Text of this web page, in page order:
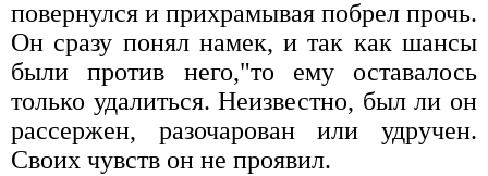
повернулся и прихрамывая побрел прочь.
Он сразу понял намек, и так как шансы
были против него,"то ему оставалось
только удалиться. Неизвестно, был ли он
рассержен, разочарован или удручен.
Своих чувств он не проявил.